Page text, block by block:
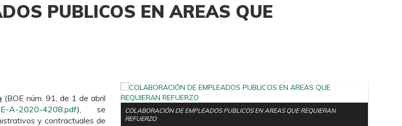
PUBLICOS EN AREAS QUE
(BOE núm. 91, de 1 de abril
A-2020-4208.pdf), se
y contractuales de
COLABORACIÓN DE EMPLEADOS PUBLICOS EN AREAS QUE REQUIERAN
REFUERZO